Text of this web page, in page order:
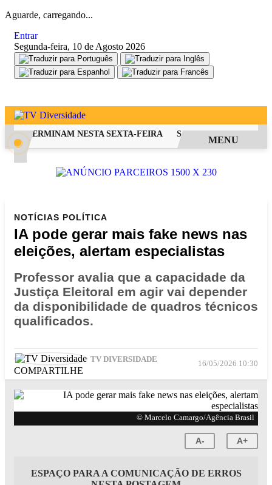
Aguarde, carregando...
Entrar
Segunda-feira, 10 de Agosto 2026
TERMINAM NESTA SEXTA-FEIRA SAIBA COMO PEDIR
MENU
NOTÍCIAS POLÍTICA
IA pode gerar mais fake news nas
eleições, alertam especialistas
Professor avalia que a capacidade da
Justiça Eleitoral em agir vai depender
da disponibilidade de quadros técnicos
qualificados.
TV DIVERSIDADE 16/05/2026 10:30
COMPARTILHE
© Marcelo Camargo/Agência Brasil
A- A+
ESPAÇO PARA A COMUNICAÇÃO DE ERROS